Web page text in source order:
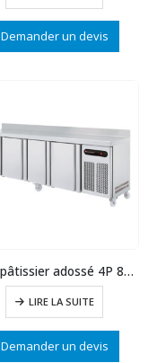
Demander un devis
Tour pâtissier adossé 4P 815L prof.800
LIRE LA SUITE
Demander un devis